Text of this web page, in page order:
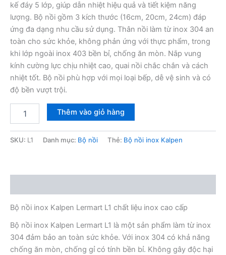
kế đáy 5 lớp, giúp dẫn nhiệt hiệu quả và tiết kiệm năng
lượng. Bộ nồi gồm 3 kích thước (16cm, 20cm, 24cm) đáp
ứng đa dạng nhu cầu sử dụng. Thân nồi làm từ inox 304 an
toàn cho sức khỏe, không phản ứng với thực phẩm, trong
khi lớp ngoài inox 403 bền bỉ, chống ăn mòn. Nắp vung
kính cường lực chịu nhiệt cao, quai nồi chắc chắn và cách
nhiệt tốt. Bộ nồi phù hợp với mọi loại bếp, dễ vệ sinh và có
độ bền vượt trội.
Kalpen
Thêm vào giỏ hàng
SKU: L1 Danh mục: Bộ nồi Thẻ: Bộ nồi inox Kalpen
Bộ nồi inox Kalpen Lermart L1 chất liệu inox cao cấp
Bộ nồi inox Kalpen Lermart L1 là một sản phẩm làm từ inox
304 đảm bảo an toàn sức khỏe. Với inox 304 có khả năng
chống ăn mòn, chống gỉ có tính bền bỉ. Không gây độc hại